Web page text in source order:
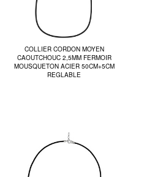
COLLIER CORDON MOYEN
CAOUTCHOUC 2,5MM FERMOIR
MOUSQUETON ACIER 50CM+5CM
REGLABLE